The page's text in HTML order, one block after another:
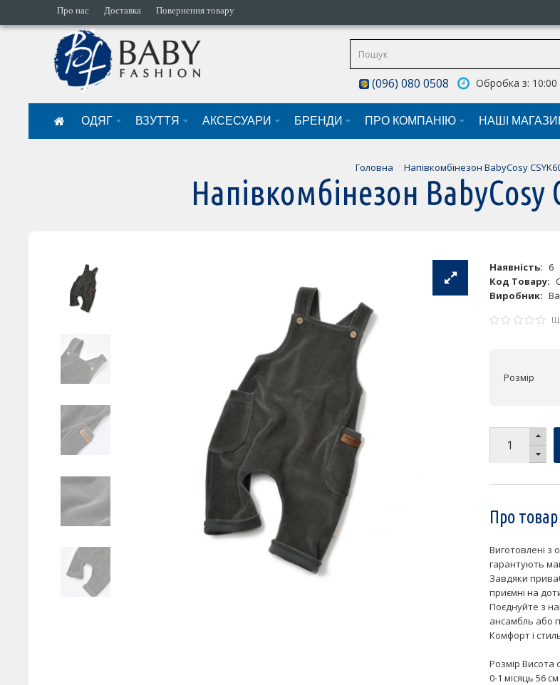
Про нас Доставка Повернення товару
(096) 080 0508 Обробка з: 10:00
ОДЯГ ВЗУТТЯ АКСЕСУАРИ БРЕНДИ ПРО КОМПАНІЮ НАШI
Головна Напівкомбінезон BabyCosy
Напівкомбінезон BabyCosy
Наявність: 6
Код Товару:
Виробник:
Розмір
Про товар
Виготовлені з
гарантують
Завдяки
приємні на
Поєднуйте з
ансамбль або
Комфорт і
Розмір
0-1 місяць 56